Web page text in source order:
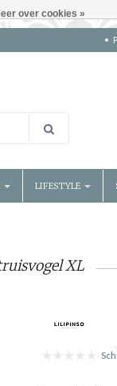
LIFESTYLE
XL
over cookies »